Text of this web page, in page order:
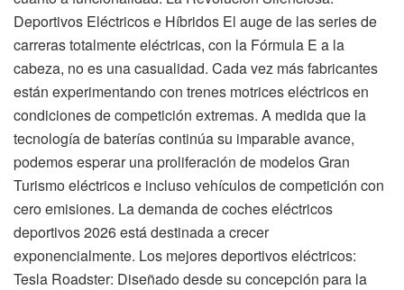
Deportivos Eléctricos e Híbridos El auge de las series de
carreras totalmente eléctricas, con la Fórmula E a la
cabeza, no es una casualidad. Cada vez más fabricantes
están experimentando con trenes motrices eléctricos en
condiciones de competición extremas. A medida que la
tecnología de baterías continúa su imparable avance,
podemos esperar una proliferación de modelos Gran
Turismo eléctricos e incluso vehículos de competición con
cero emisiones. La demanda de coches eléctricos
deportivos 2026 está destinada a crecer
exponencialmente. Los mejores deportivos eléctricos:
Tesla Roadster: Diseñado desde su concepción para la